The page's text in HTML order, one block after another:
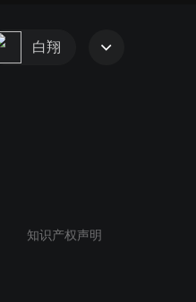
白翔
知识产权声明